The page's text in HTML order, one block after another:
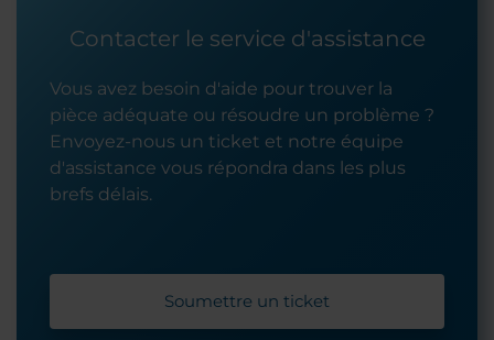
Contacter le service d'assistance
Vous avez besoin d'aide pour trouver la
pièce adéquate ou résoudre un problème ?
Envoyez-nous un ticket et notre équipe
d'assistance vous répondra dans les plus
brefs délais.
Soumettre un ticket